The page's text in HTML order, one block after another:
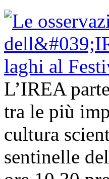
L’IREA
tra le più
cultura
sentinelle